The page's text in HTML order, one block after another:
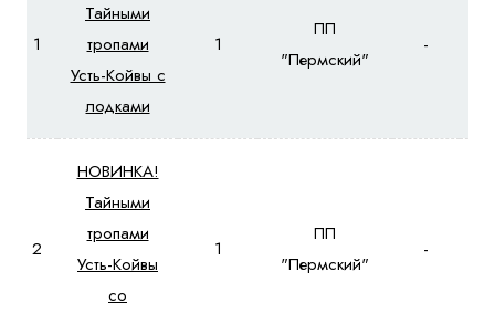
1
Тайными
тропами
Усть-Койвы с
лодками
1
ПП
"Пермский"
-
2
НОВИНКА!
Тайными
тропами
Усть-Койвы
со
1
ПП
"Пермский"
-